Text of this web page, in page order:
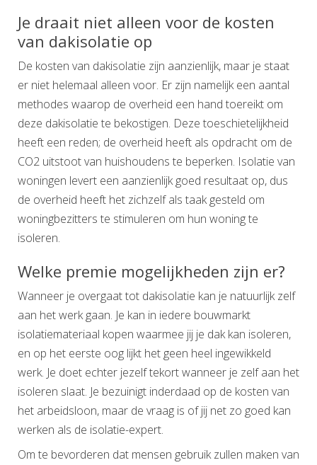
Je draait niet alleen voor de kosten
van dakisolatie op
De kosten van dakisolatie zijn aanzienlijk, maar je staat
er niet helemaal alleen voor. Er zijn namelijk een aantal
methodes waarop de overheid een hand toereikt om
deze dakisolatie te bekostigen. Deze toeschietelijkheid
heeft een reden; de overheid heeft als opdracht om de
CO2 uitstoot van huishoudens te beperken. Isolatie van
woningen levert een aanzienlijk goed resultaat op, dus
de overheid heeft het zichzelf als taak gesteld om
woningbezitters te stimuleren om hun woning te
isoleren.
Welke premie mogelijkheden zijn er?
Wanneer je overgaat tot dakisolatie kan je natuurlijk zelf
aan het werk gaan. Je kan in iedere bouwmarkt
isolatiemateriaal kopen waarmee jij je dak kan isoleren,
en op het eerste oog lijkt het geen heel ingewikkeld
werk. Je doet echter jezelf tekort wanneer je zelf aan het
isoleren slaat. Je bezuinigt inderdaad op de kosten van
het arbeidsloon, maar de vraag is of jij net zo goed kan
werken als de isolatie-expert.
Om te bevorderen dat mensen gebruik zullen maken van